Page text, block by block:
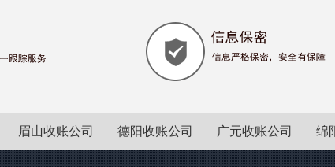
眉山收账公司 德阳收账公司 广元收账公司 绵